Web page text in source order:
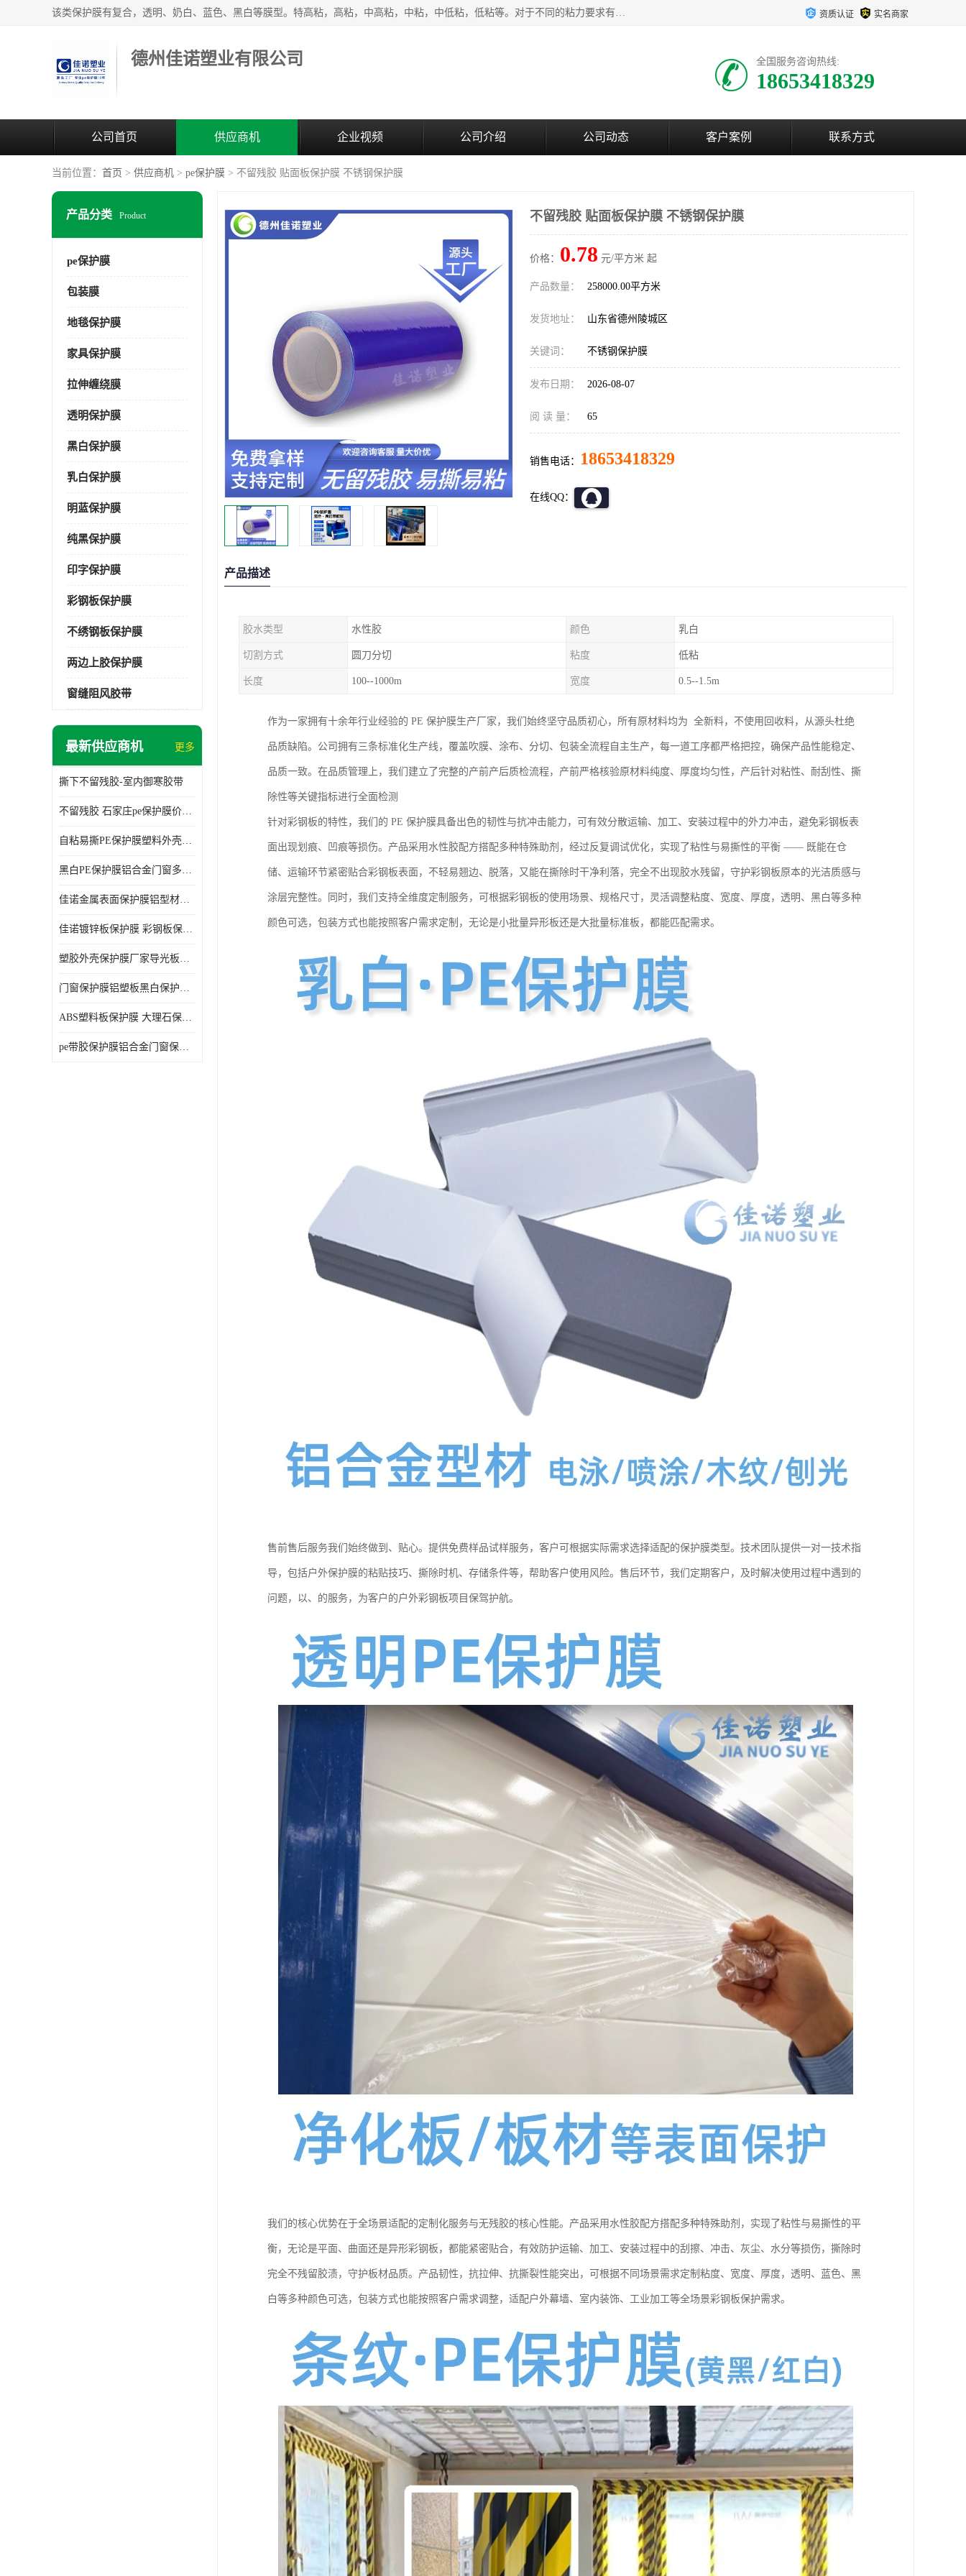
该类保护膜有复合，透明、奶白、蓝色、黑白等膜型。特高粘，高粘，中高粘，中粘，中低粘，低粘等。对于不同的粘力要求有相应的产品相适配。无胶渍残留污染。在较宽的收卷幅度下平整无皱纹，收卷长度大，利于机械化及自动化施工粘贴。为您的产品提供的表面保护解决方案。 产品广泛适用于：铝材、不锈钢、金属、塑料、电子、家电、家具、玻璃、化工材料、装饰材料等。 资质认证 实名商家
德州佳诺塑业有限公司 全国服务咨询热线:
18653418329
公司首页 供应商机 企业视频 公司介绍 公司动态 客户案例 联系方式
当前位置： 首页 > 供应商机 > pe保护膜 > 不留残胶 贴面板保护膜 不锈钢保护膜
产品分类 Product
pe保护膜
包装膜
地毯保护膜
家具保护膜
拉伸缠绕膜
透明保护膜
黑白保护膜
乳白保护膜
明蓝保护膜
纯黑保护膜
印字保护膜
彩钢板保护膜
不绣钢板保护膜
两边上胶保护膜
窗缝阻风胶带
最新供应商机 更多
撕下不留残胶-室内御寒胶带
不留残胶 石家庄pe保护膜价格 塑料薄膜
自粘易撕PE保护膜塑料外壳导光板亚克力板膜操作方便
黑白PE保护膜铝合金门窗多种颜色支持定制生产
佳诺金属表面保护膜铝型材保护膜不留残胶铝合金窗框保护胶带
佳诺镀锌板保护膜 彩钢板保护pe保护膜
塑胶外壳保护膜厂家导光板保护膜 铝单板保护膜胶带易撕不留胶
门窗保护膜铝塑板黑白保护膜外墙保温板保护膜
ABS塑料板保护膜 大理石保护膜 缠鱼竿保护膜
pe带胶保护膜铝合金门窗保护不锈钢板保护膜大理石建筑材料保护
不留残胶 贴面板保护膜 不锈钢保护膜
价格： 0.78 元/平方米 起
产品数量： 258000.00平方米
发货地址： 山东省德州陵城区
关键词： 不锈钢保护膜
发布日期： 2026-08-07
阅 读 量： 65
销售电话： 18653418329
在线QQ：
产品描述
胶水类型 水性胶 颜色 乳白
切割方式 圆刀分切 粘度 低粘
长度 100--1000m 宽度 0.5--1.5m
作为一家拥有十余年行业经验的 PE 保护膜生产厂家，我们始终坚守品质初心，所有原材料均为 全新料，不使用回收料，从源头杜绝
品质缺陷。公司拥有三条标准化生产线，覆盖吹膜、涂布、分切、包装全流程自主生产，每一道工序都严格把控，确保产品性能稳定、
品质一致。在品质管理上，我们建立了完整的产前产后质检流程，产前严格核验原材料纯度、厚度均匀性，产后针对粘性、耐刮性、撕
除性等关键指标进行全面检测
针对彩钢板的特性，我们的 PE 保护膜具备出色的韧性与抗冲击能力，可有效分散运输、加工、安装过程中的外力冲击，避免彩钢板表
面出现划痕、凹痕等损伤。产品采用水性胶配方搭配多种特殊助剂，经过反复调试优化，实现了粘性与易撕性的平衡 —— 既能在仓
储、运输环节紧密贴合彩钢板表面，不轻易翘边、脱落，又能在撕除时干净利落，完全不出现胶水残留，守护彩钢板原本的光洁质感与
涂层完整性。同时，我们支持全维度定制服务，可根据彩钢板的使用场景、规格尺寸，灵活调整粘度、宽度、厚度，透明、黑白等多种
颜色可选，包装方式也能按照客户需求定制，无论是小批量异形板还是大批量标准板，都能匹配需求。
售前售后服务我们始终做到、贴心。提供免费样品试样服务，客户可根据实际需求选择适配的保护膜类型。技术团队提供一对一技术指
导，包括户外保护膜的粘贴技巧、撕除时机、存储条件等，帮助客户使用风险。售后环节，我们定期客户，及时解决使用过程中遇到的
问题，以、的服务，为客户的户外彩钢板项目保驾护航。
我们的核心优势在于全场景适配的定制化服务与无残胶的核心性能。产品采用水性胶配方搭配多种特殊助剂，实现了粘性与易撕性的平
衡，无论是平面、曲面还是异形彩钢板，都能紧密贴合，有效防护运输、加工、安装过程中的刮擦、冲击、灰尘、水分等损伤，撕除时
完全不残留胶渍，守护板材品质。产品韧性，抗拉伸、抗撕裂性能突出，可根据不同场景需求定制粘度、宽度、厚度，透明、蓝色、黑
白等多种颜色可选，包装方式也能按照客户需求调整，适配户外幕墙、室内装饰、工业加工等全场景彩钢板保护需求。